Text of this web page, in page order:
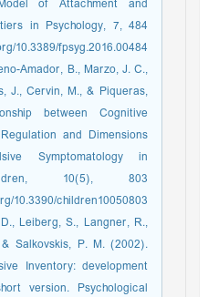
of Attachment and
10.3389/fpsyg.2016.00484
Amador, B., Marzo, J. C.,
J., Cervin, M., & Piqueras,
between Cognitive
and Dimensions
Symptomatology in
10.3390/children10050803
Leiberg, S., Langner, R.,
Salkovskis, P. M. (2002).
Inventory: development
version. Psychological